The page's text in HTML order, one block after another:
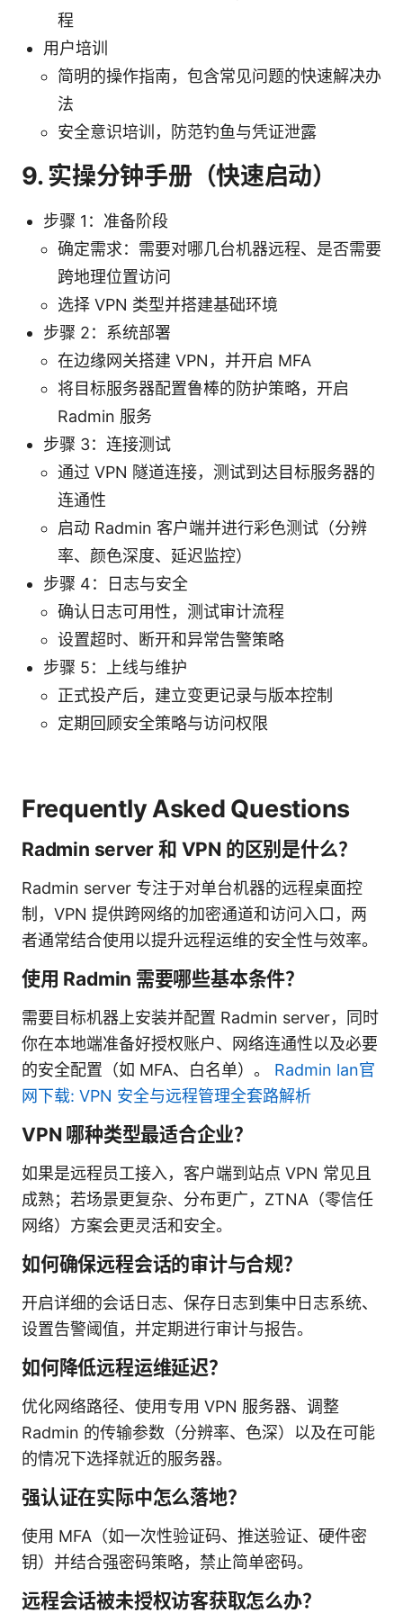
程
用户培训
简明的操作指南，包含常见问题的快速解决办
法
安全意识培训，防范钓鱼与凭证泄露
9. 实操分钟手册（快速启动）
步骤 1：准备阶段
确定需求：需要对哪几台机器远程、是否需要
跨地理位置访问
选择 VPN 类型并搭建基础环境
步骤 2：系统部署
在边缘网关搭建 VPN，并开启 MFA
将目标服务器配置鲁棒的防护策略，开启
Radmin 服务
步骤 3：连接测试
通过 VPN 隧道连接，测试到达目标服务器的
连通性
启动 Radmin 客户端并进行彩色测试（分辨
率、颜色深度、延迟监控）
步骤 4：日志与安全
确认日志可用性，测试审计流程
设置超时、断开和异常告警策略
步骤 5：上线与维护
正式投产后，建立变更记录与版本控制
定期回顾安全策略与访问权限
Frequently Asked Questions
Radmin server 和 VPN 的区别是什么？
Radmin server 专注于对单台机器的远程桌面控
制，VPN 提供跨网络的加密通道和访问入口，两
者通常结合使用以提升远程运维的安全性与效率。
使用 Radmin 需要哪些基本条件？
需要目标机器上安装并配置 Radmin server，同时
你在本地端准备好授权账户、网络连通性以及必要
的安全配置（如 MFA、白名单）。 Radmin lan官
网下载: VPN 安全与远程管理全套路解析
VPN 哪种类型最适合企业？
如果是远程员工接入，客户端到站点 VPN 常见且
成熟；若场景更复杂、分布更广，ZTNA（零信任
网络）方案会更灵活和安全。
如何确保远程会话的审计与合规？
开启详细的会话日志、保存日志到集中日志系统、
设置告警阈值，并定期进行审计与报告。
如何降低远程运维延迟？
优化网络路径、使用专用 VPN 服务器、调整
Radmin 的传输参数（分辨率、色深）以及在可能
的情况下选择就近的服务器。
强认证在实际中怎么落地？
使用 MFA（如一次性验证码、推送验证、硬件密
钥）并结合强密码策略，禁止简单密码。
远程会话被未授权访客获取怎么办？